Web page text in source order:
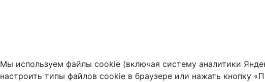
Мы используем файлы cookie (включая систему аналитики
настроить типы файлов cookie в браузере или нажать кнопку